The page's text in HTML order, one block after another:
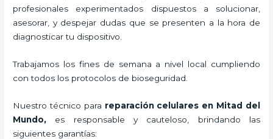
profesionales experimentados dispuestos a solucionar,
asesorar, y despejar dudas que se presenten a la hora de
diagnosticar tu dispositivo.
Trabajamos los fines de semana a nivel local cumpliendo
con todos los protocolos de bioseguridad.
Nuestro técnico para reparación celulares en Mitad del
Mundo, es responsable y cauteloso, brindando las
siguientes garantías: